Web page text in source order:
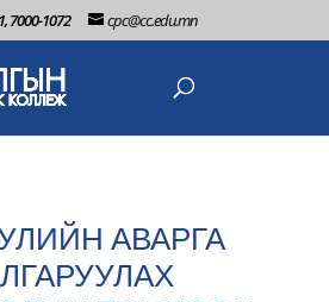
7000-1072 cpc@cc.edu.mn
АВАРГА